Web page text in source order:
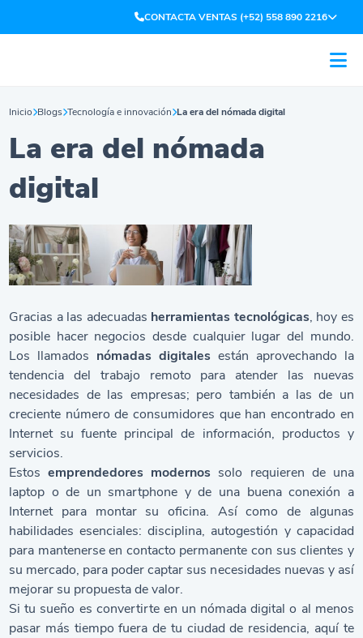
CONTACTA VENTAS (+52) 558 890 2216
Inicio Blogs Tecnología e innovación La era del nómada digital
La era del nómada
digital
Gracias a las adecuadas herramientas tecnológicas, hoy es
posible hacer negocios desde cualquier lugar del mundo.
Los llamados nómadas digitalesestán aprovechando la
tendencia del trabajo remoto para atender las nuevas
necesidades de las empresas; pero también a las de un
creciente número de consumidores que han encontrado en
Internet su fuente principal de información, productos y
servicios.
Estos emprendedores modernos solo requieren de una
laptop o de un smartphone y de una buena conexión a
Internet para montar su oficina. Así como de algunas
habilidades esenciales: disciplina, autogestión y capacidad
para mantenerse en contacto permanente con sus clientes y
su mercado, para poder captar sus necesidades nuevas y así
mejorar su propuesta de valor.
Si tu sueño es convertirte en un nómada digital o al menos
pasar más tiempo fuera de tu ciudad de residencia, aquí te